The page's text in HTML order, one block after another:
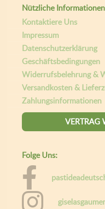
Nützliche Informationen
Kontaktiere Uns
Impressum
Datenschutzerklärung
Geschäftsbedingungen
Widerrufsbelehrung &
Versandkosten &
Zahlungsinformationen
VERTRAG
Folge Uns: